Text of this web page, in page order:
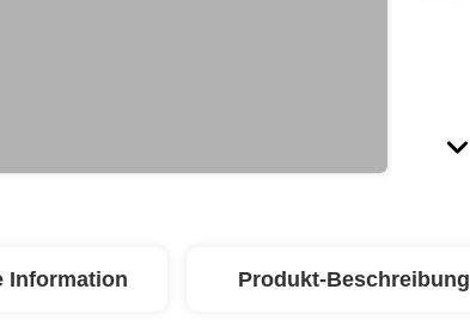
Information Produkt-Beschreibung